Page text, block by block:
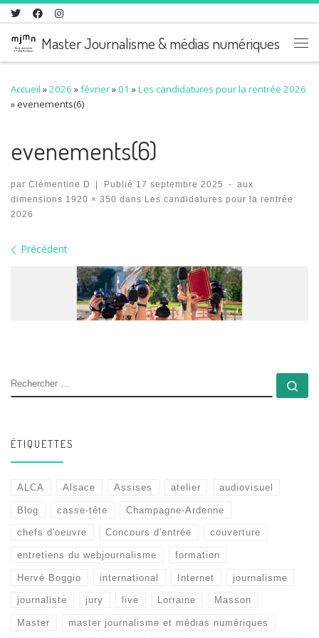
Skip to content
Master Journalisme & médias numériques
Accueil »2026 »février»01 »Les candidatures pour la rentrée 2026
»evenements(6)
evenements(6)
par Clémentine D | Publié 17 septembre 2025 -
aux
dimensions 1920 × 350 dans Les candidatures pour la rentrée
2026
Navigation des images
Précédent
RECHERCHER
ÉTIQUETTES
ALCA Alsace Assises atelier audiovisuel
Blog casse-tête Champagne-Ardenne
chefs d'oeuvre Concours d'entrée couverture
entretiens du webjournalisme formation
Hervé Boggio international Internet journalisme
journaliste jury live Lorraine Masson
Master master journalisme et médias numériques